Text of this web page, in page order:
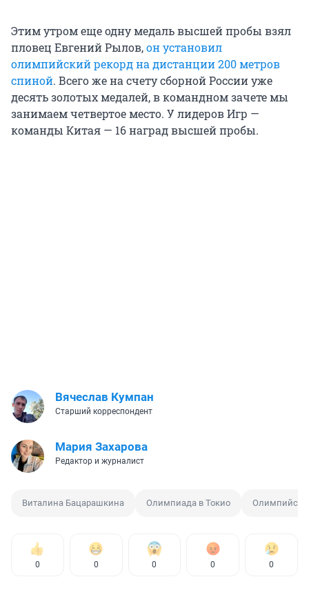
Этим утром еще одну медаль высшей пробы взял
пловец Евгений Рылов,он установил
олимпийский рекорд на дистанции 200 метров
спиной. Всего же на счету сборной России уже
десять золотых медалей, в командном зачете мы
занимаем четвертое место. У лидеров Игр —
команды Китая — 16 наград высшей пробы.
Вячеслав Кумпан
Старший корреспондент
Мария Захарова
Редактор и журналист
Виталина Бацарашкина Олимпиада в Токио
0 0 0 0 0